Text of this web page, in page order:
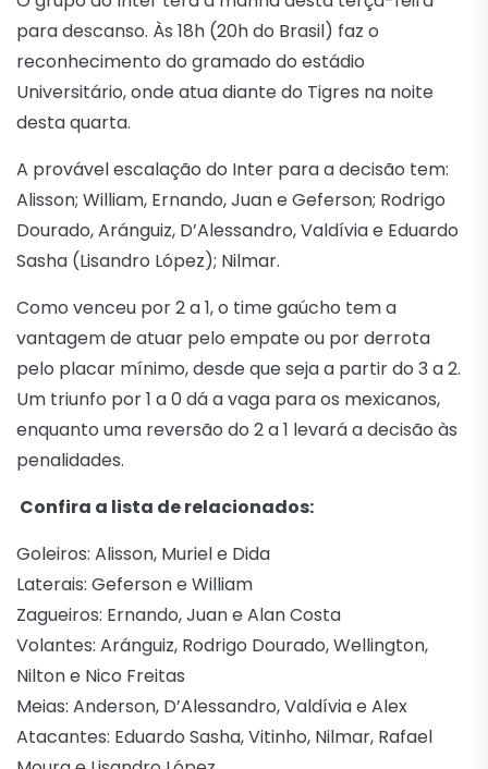
para descanso. Às 18h (20h do Brasil) faz o
reconhecimento do gramado do estádio
Universitário, onde atua diante do Tigres na noite
desta quarta.
A provável escalação do Inter para a decisão tem:
Alisson; William, Ernando, Juan e Geferson; Rodrigo
Dourado, Aránguiz, D’Alessandro, Valdívia e Eduardo
Sasha (Lisandro López); Nilmar.
Como venceu por 2 a 1, o time gaúcho tem a
vantagem de atuar pelo empate ou por derrota
pelo placar mínimo, desde que seja a partir do 3 a 2.
Um triunfo por 1 a 0 dá a vaga para os mexicanos,
enquanto uma reversão do 2 a 1 levará a decisão às
penalidades.
Confira a lista de relacionados:
Goleiros: Alisson, Muriel e Dida
Laterais: Geferson e William
Zagueiros: Ernando, Juan e Alan Costa
Volantes: Aránguiz, Rodrigo Dourado, Wellington,
Nilton e Nico Freitas
Meias: Anderson, D’Alessandro, Valdívia e Alex
Atacantes: Eduardo Sasha, Vitinho, Nilmar, Rafael